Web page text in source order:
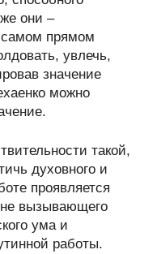
они –
самом прямом
увлечь,
значение
можно
такой,
духовного и
проявляется
вызывающего
ума и
работы.